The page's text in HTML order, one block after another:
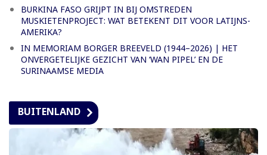
BURKINA FASO GRIJPT IN BIJ OMSTREDEN
MUSKIETENPROJECT: WAT BETEKENT DIT VOOR LATIJNS-
AMERIKA?
IN MEMORIAM BORGER BREEVELD (1944–2026) | HET
ONVERGETELIJKE GEZICHT VAN ‘WAN PIPEL’ EN DE
SURINAAMSE MEDIA
BUITENLAND